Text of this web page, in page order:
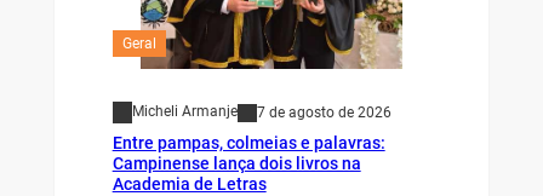
Geral
Micheli Armanje 7 de agosto de 2026
Entre pampas, colmeias e palavras:
Campinense lança dois livros na
Academia de Letras